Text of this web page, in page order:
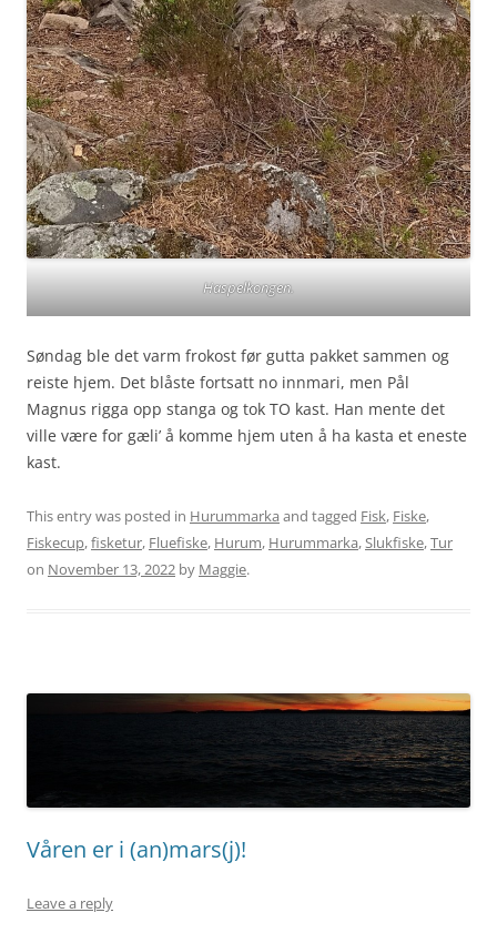
Haspelkongen.
Søndag ble det varm frokost før gutta pakket sammen og
reiste hjem. Det blåste fortsatt no innmari, men Pål
Magnus rigga opp stanga og tok TO kast. Han mente det
ville være for gæli’ å komme hjem uten å ha kasta et eneste
kast.
This entry was posted in Hurummarka and tagged Fisk, Fiske,
Fiskecup,fisketur, Fluefiske, Hurum, Hurummarka,Slukfiske,Tur
on November 13, 2022 by Maggie.
Våren er i (an)mars(j)!
Leave a reply